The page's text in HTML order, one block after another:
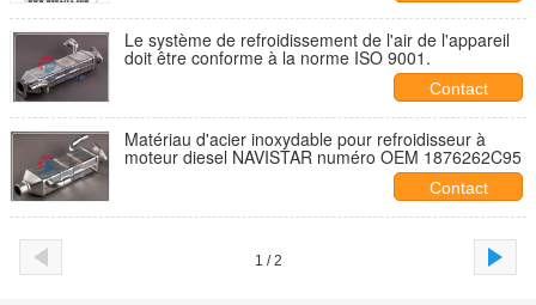
Le système de refroidissement de l'air de l'appareil
doit être conforme à la norme ISO 9001.
Contact
Matériau d'acier inoxydable pour refroidisseur à
moteur diesel NAVISTAR numéro OEM 1876262C95
Contact
1 / 2